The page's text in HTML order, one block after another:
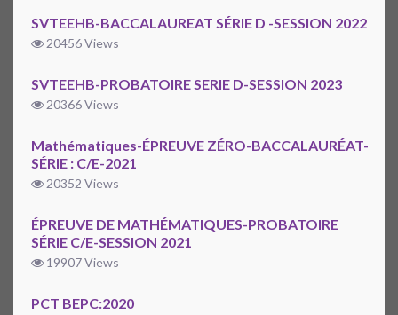
SVTEEHB-BACCALAUREAT SÉRIE D -SESSION 2022
20456 Views
SVTEEHB-PROBATOIRE SERIE D-SESSION 2023
20366 Views
Mathématiques-ÉPREUVE ZÉRO-BACCALAURÉAT-
SÉRIE : C/E-2021
20352 Views
ÉPREUVE DE MATHÉMATIQUES-PROBATOIRE
SÉRIE C/E-SESSION 2021
19907 Views
PCT BEPC:2020